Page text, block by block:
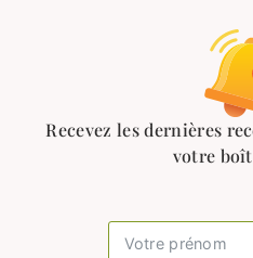
Recevez les dernières
votre